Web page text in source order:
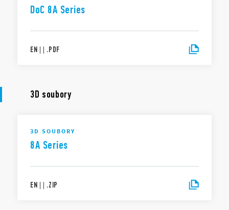
DoC 8A Series
EN | | .PDF
3D soubory
3D SOUBORY
8A Series
EN | | .ZIP